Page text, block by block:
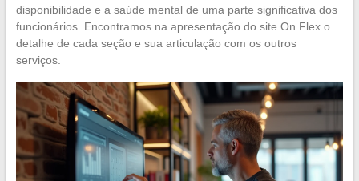
disponibilidade e a saúde mental de uma parte significativa dos
funcionários. Encontramos na apresentação do site On Flex o
detalhe de cada seção e sua articulação com os outros
serviços.